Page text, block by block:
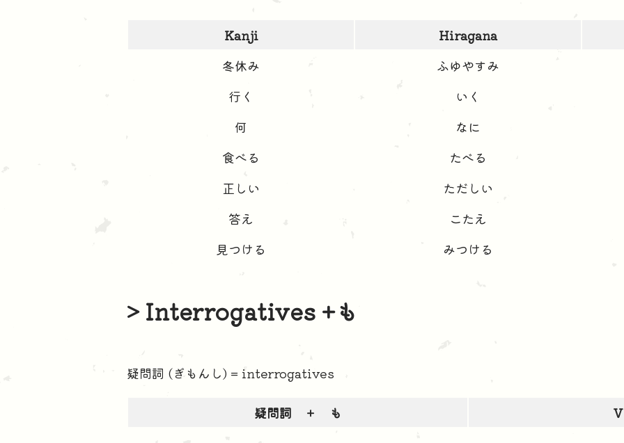
Kanji
Hiragana
冬休み
ふゆやすみ
行く
いく
何
なに
食べる
たべる
正しい
ただしい
答え
こたえ
見つける
みつける
> Interrogatives +も
疑問詞 (ぎもんし) = interrogatives
疑問詞 ＋ も